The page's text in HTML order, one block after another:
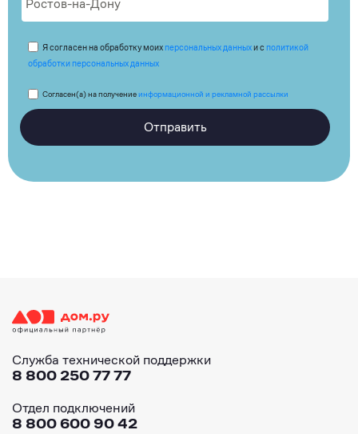
Я согласен на обработку моих персональных данныхи с политикой
обработки персональных данных
Согласен(а) на получениеинформационной и рекламной рассылки
Отправить
Служба технической поддержки
8 800 250 77 77
Отдел подключений
8 800 600 90 42